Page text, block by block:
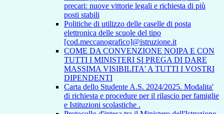
precari: nuove vittorie legali e richiesta di più
posti stabili
Politiche di utilizzo delle caselle di posta
elettronica delle scuole del tipo
[cod.meccanografico]@istruzione.it
COME DA CONVENZIONE NOIPA E CON
TUTTI I MINISTERI SI PREGA DI DARE
MASSIMA VISIBILITA' A TUTTI I VOSTRI
DIPENDENTI
Carta dello Studente A.S. 2024/2025. Modalita'
di richiesta e procedure per il rilascio per famiglie
e Istituzioni scolastiche .